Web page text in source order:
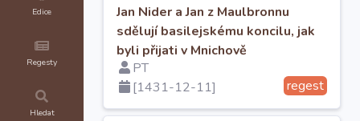
Edice
Regesty
Hledat
Jan Nider a Jan z Maulbronnu
sdělují basilejskému koncilu, jak
byli přijati v Mnichově
PT
[1431-12-11]
regest